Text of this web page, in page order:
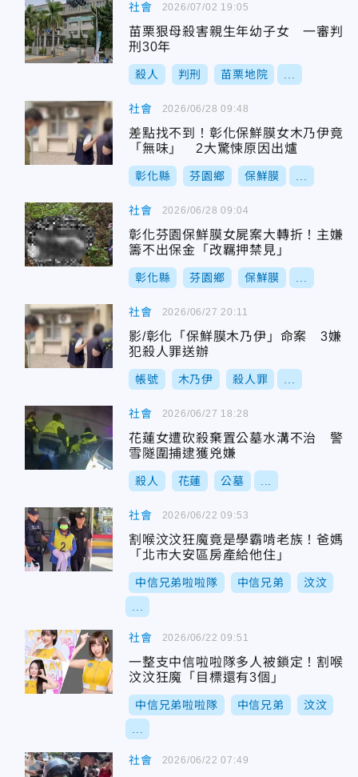
社會
苗栗狠母殺害親生年幼子女 一審判
刑30年
殺人 判刑 苗栗地院
2026/07/02 19:05
社會
差點找不到！彰化保鮮膜女木乃伊竟
「無味」 2大驚悚原因出爐
彰化縣 芬園鄉 保鮮膜
2026/06/28 09:48
社會
彰化芬園保鮮膜女屍案大轉折！主嫌
籌不出保金「改羈押禁見」
彰化縣 芬園鄉 保鮮膜
2026/06/28 09:04
社會
影/彰化「保鮮膜木乃伊」命案 3嫌
犯殺人罪送辦
帳號 木乃伊 殺人罪
2026/06/27 20:11
社會
花蓮女遭砍殺棄置公墓水溝不治 警
雪隧圍捕逮獲兇嫌
殺人 花蓮 公墓
2026/06/27 18:28
社會
割喉汶汶狂魔竟是學霸啃老族！爸媽
「北市大安區房產給他住」
中信兄弟啦啦隊 中信兄弟 汶汶
2026/06/22 09:53
社會
一整支中信啦啦隊多人被鎖定！割喉
汶汶狂魔「目標還有3個」
中信兄弟啦啦隊 中信兄弟 汶汶
2026/06/22 09:51
社會 2026/06/22 07:49